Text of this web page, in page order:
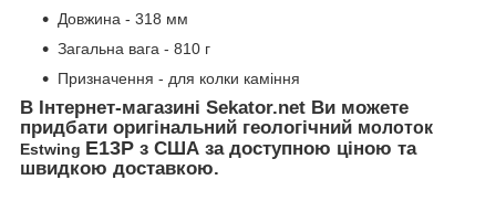
Довжина - 318 мм
Загальна вага - 810 г
Призначення - для колки каміння
В Інтернет-магазині Sekator.net Ви можете
придбати оригінальний геологічний молоток
Estwing E13P з США за доступною ціною та
швидкою доставкою.